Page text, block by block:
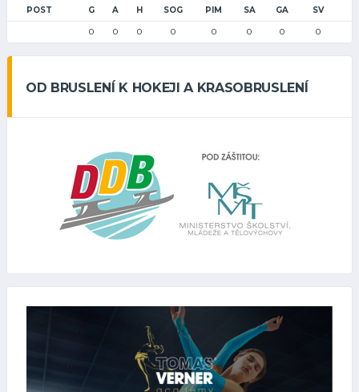
POST G A H SOG PIM SA GA SV
0 0 0 0 0 0 0 0
OD BRUSLENÍ K HOKEJI A KRASOBRUSLENÍ